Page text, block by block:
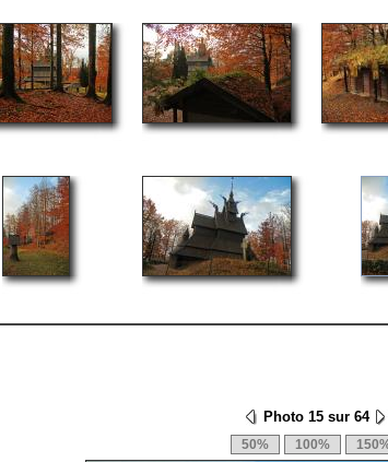
Photo 15 sur 64